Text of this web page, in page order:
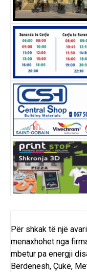
Për shkak të një
menaxhohet nga
mbetur pa energji
Bërdenesh, Çukë,